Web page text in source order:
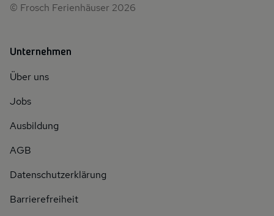
© Frosch Ferienhäuser 2026
Unternehmen
Über uns
Jobs
Ausbildung
AGB
Datenschutzerklärung
Barrierefreiheit